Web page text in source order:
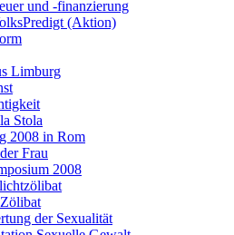
und -finanzierung
(Aktion)
Limburg
Stola
2008 in Rom
Frau
2008
der Sexualität